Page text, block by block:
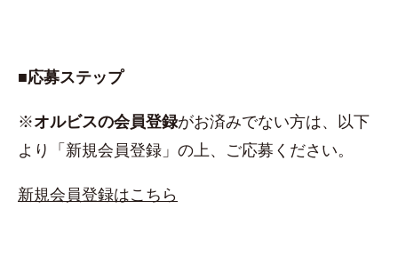
■応募ステップ
※オルビスの会員登録がお済みでない方は、以下
より「新規会員登録」の上、ご応募ください。
新規会員登録はこちら